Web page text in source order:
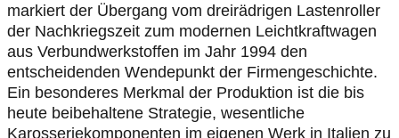
markiert der Übergang vom dreirädrigen Lastenroller
der Nachkriegszeit zum modernen Leichtkraftwagen
aus Verbundwerkstoffen im Jahr 1994 den
entscheidenden Wendepunkt der Firmengeschichte.
Ein besonderes Merkmal der Produktion ist die bis
heute beibehaltene Strategie, wesentliche
Karosseriekomponenten im eigenen Werk in Italien zu